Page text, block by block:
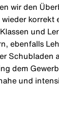
wir den
und
ebenfalls
dem
und